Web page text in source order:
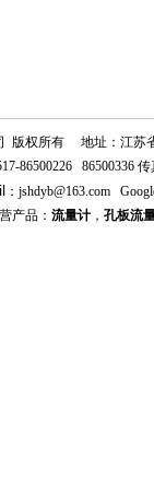
版权所有
地址：江苏
86500226 86500336 传
： jshdyb@163.com
产品： 流量计， 孔板流